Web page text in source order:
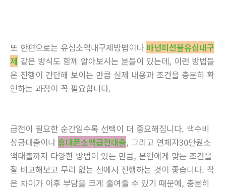
또 한편으로는 유심소액내구제방법이나 바넌피선불유심내구
제 같은 방식도 함께 알아보시는 분들이 있는데, 이런 방법들
은 진행이 간단해 보이는 만큼 실제 내용과 조건을 충분히 확
인하는 과정이 꼭 필요합니다.
급전이 필요한 순간일수록 선택이 더 중요해집니다. 백수비
상금대출이나 휴대폰소액급전대출, 그리고 연체자30만원소
액대출까지 다양한 방법이 있는 만큼, 본인에게 맞는 조건을
잘 비교해보고 무리 없는 선에서 진행하는 것이 좋습니다. 작
은 차이가 이후 부담을 크게 줄여줄 수 있기 때문에, 충분히